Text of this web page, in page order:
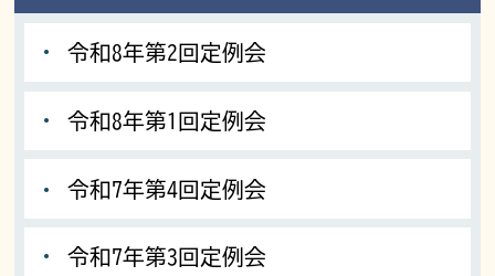
令和8年第2回定例会
令和8年第1回定例会
令和7年第4回定例会
令和7年第3回定例会